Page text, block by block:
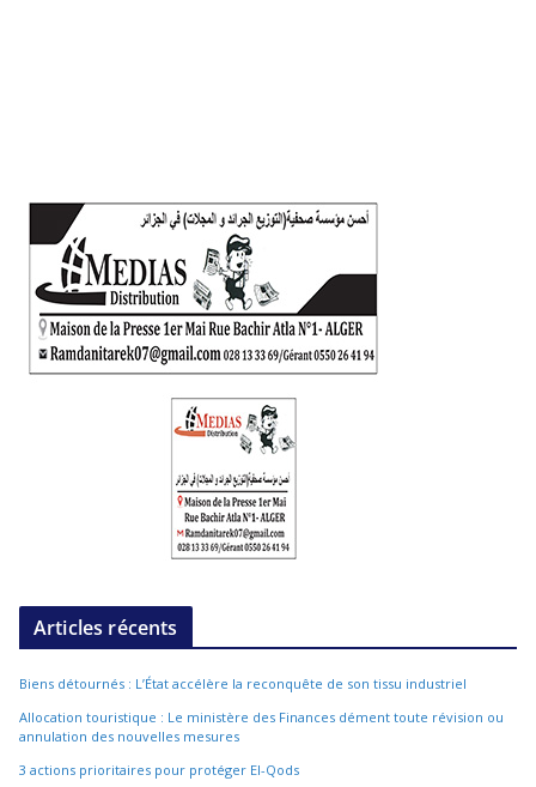
Articles récents
Biens détournés : L’État accélère la reconquête de son tissu industriel
Allocation touristique : Le ministère des Finances dément toute révision ou
annulation des nouvelles mesures
3 actions prioritaires pour protéger El-Qods